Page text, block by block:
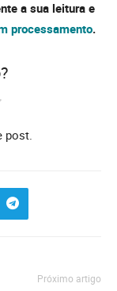
a sua leitura e
processamento.
post.
Próximo artigo